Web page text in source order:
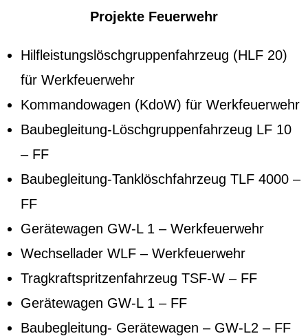
Projekte Feuerwehr
Hilfleistungslöschgruppenfahrzeug (HLF 20)
für Werkfeuerwehr
Kommandowagen (KdoW) für Werkfeuerwehr
Baubegleitung-Löschgruppenfahrzeug LF 10
– FF
Baubegleitung-Tanklöschfahrzeug TLF 4000 –
FF
Gerätewagen GW-L 1 – Werkfeuerwehr
Wechsellader WLF – Werkfeuerwehr
Tragkraftspritzenfahrzeug TSF-W – FF
Gerätewagen GW-L 1 – FF
Baubegleitung- Gerätewagen – GW-L2 – FF